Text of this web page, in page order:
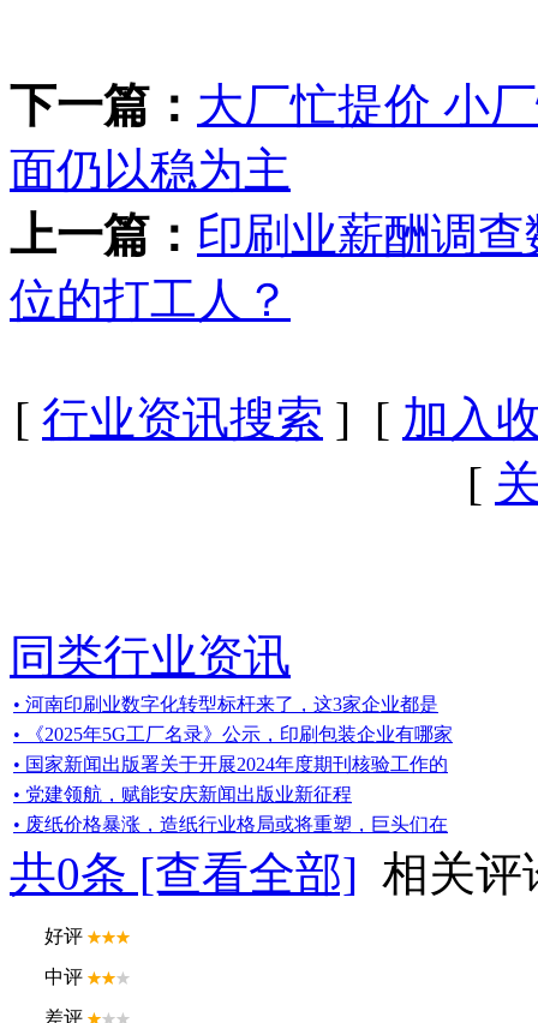
下一篇： 大厂忙提价 小
面仍以稳为主
上一篇： 印刷业薪酬调
位的打工人？
[ 行业资讯搜索 ] [ 加入
[
同类行业资讯
• 河南印刷业数字化转型标杆来了，这3家企业都是
• 《2025年5G工厂名录》公示，印刷包装企业有哪家
• 国家新闻出版署关于开展2024年度期刊核验工作的
• 党建领航，赋能安庆新闻出版业新征程
• 废纸价格暴涨，造纸行业格局或将重塑，巨头们在
共0条 [查看全部] 相关评